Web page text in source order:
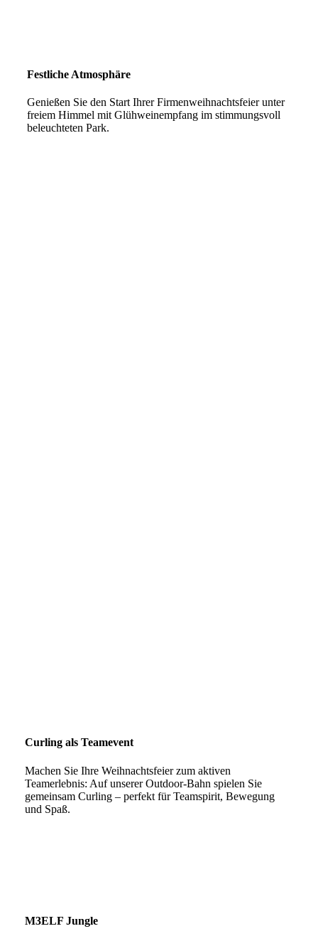
Festliche Atmosphäre
Genießen Sie den Start Ihrer Firmenweihnachtsfeier unter
freiem Himmel mit Glühweinempfang im stimmungsvoll
beleuchteten Park.
Curling als Teamevent
Machen Sie Ihre Weihnachtsfeier zum aktiven
Teamerlebnis: Auf unserer Outdoor-Bahn spielen Sie
gemeinsam Curling – perfekt für Teamspirit, Bewegung
und Spaß.
M3ELF Jungle